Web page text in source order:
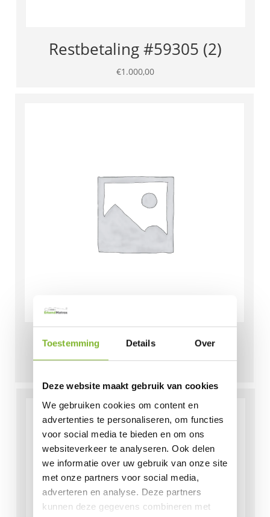
Toestemming Details Over
Deze website maakt gebruik van cookies
We gebruiken cookies om content en
advertenties te personaliseren, om functies
voor social media te bieden en om ons
websiteverkeer te analyseren. Ook delen
we informatie over uw gebruik van onze site
met onze partners voor social media,
adverteren en analyse. Deze partners
kunnen deze gegevens combineren met
Restbetaling #59305 (2)
€1.000,00
Topper A-ETS 180×200